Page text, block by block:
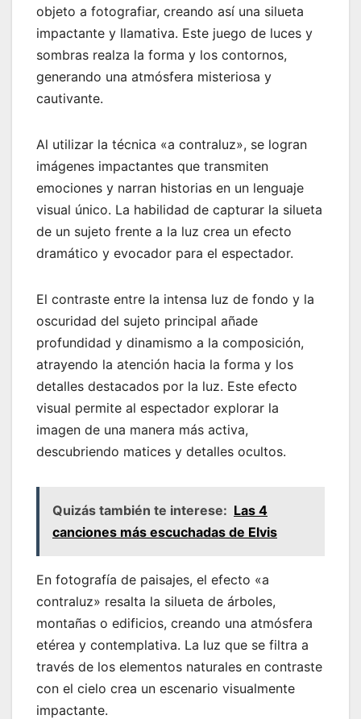
objeto a fotografiar, creando así una silueta
impactante y llamativa. Este juego de luces y
sombras realza la forma y los contornos,
generando una atmósfera misteriosa y
cautivante.
Al utilizar la técnica «a contraluz», se logran
imágenes impactantes que transmiten
emociones y narran historias en un lenguaje
visual único. La habilidad de capturar la silueta
de un sujeto frente a la luz crea un efecto
dramático y evocador para el espectador.
El contraste entre la intensa luz de fondo y la
oscuridad del sujeto principal añade
profundidad y dinamismo a la composición,
atrayendo la atención hacia la forma y los
detalles destacados por la luz. Este efecto
visual permite al espectador explorar la
imagen de una manera más activa,
descubriendo matices y detalles ocultos.
Quizás también te interese: Las 4
canciones más escuchadas de Elvis
En fotografía de paisajes, el efecto «a
contraluz» resalta la silueta de árboles,
montañas o edificios, creando una atmósfera
etérea y contemplativa. La luz que se filtra a
través de los elementos naturales en contraste
con el cielo crea un escenario visualmente
impactante.